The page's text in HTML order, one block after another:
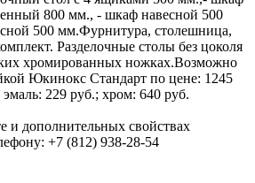
800 мм., - шкаф навесной 500
500 мм.Фурнитура, столешница,
Разделочные столы без цоколя
хромированных ножках.Возможно
Юкинокс Стандарт по цене: 1245
229 руб.; хром: 640 руб.
и дополнительных свойствах
+7 (812) 938-28-54